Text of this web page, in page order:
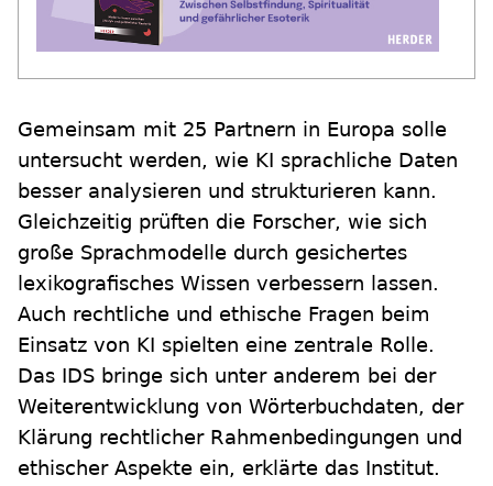
Gemeinsam mit 25 Partnern in Europa solle
untersucht werden, wie KI sprachliche Daten
besser analysieren und strukturieren kann.
Gleichzeitig prüften die Forscher, wie sich
große Sprachmodelle durch gesichertes
lexikografisches Wissen verbessern lassen.
Auch rechtliche und ethische Fragen beim
Einsatz von KI spielten eine zentrale Rolle.
Das IDS bringe sich unter anderem bei der
Weiterentwicklung von Wörterbuchdaten, der
Klärung rechtlicher Rahmenbedingungen und
ethischer Aspekte ein, erklärte das Institut.